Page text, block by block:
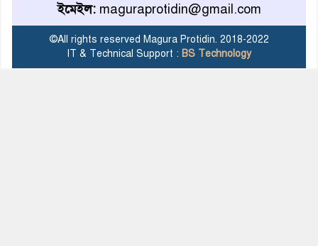
শ্রীপুরে শ্লীলতাহানির অভিযোগে
বিক্ষোভ-সিসি ক্যামেরা ফুটেজ
যাচাইয়ের দাবি অভিযুক্ত শিক্ষকের
ইমেইল: maguraprotidin@gmail.com
©All rights reserved Magura Protidin. 2018-2022
IT & Technical Support : BS Technology